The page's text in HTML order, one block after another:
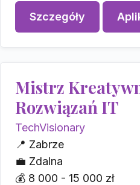
Szczegóły
Mistrz
Rozwiązań IT
TechVisionary
📍 Zabrze
💼 Zdalna
💰 8 000 - 15 000 zł